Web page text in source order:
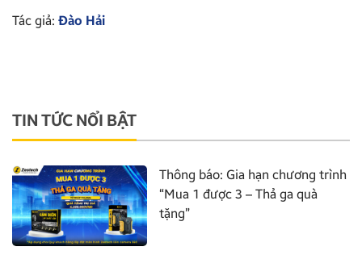
Tác giả: Đào Hải
TIN TỨC NỔI BẬT
Thông báo: Gia hạn chương trình
“Mua 1 được 3 – Thả ga quà
tặng”